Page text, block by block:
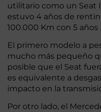
utilitario como un Seat
estuvo 4 años de
100.000 Km con 5 años
El primero modelo a
mucho más pequeño
posible que el Seat
es equivalente a
impacto en la
Por otro lado, el